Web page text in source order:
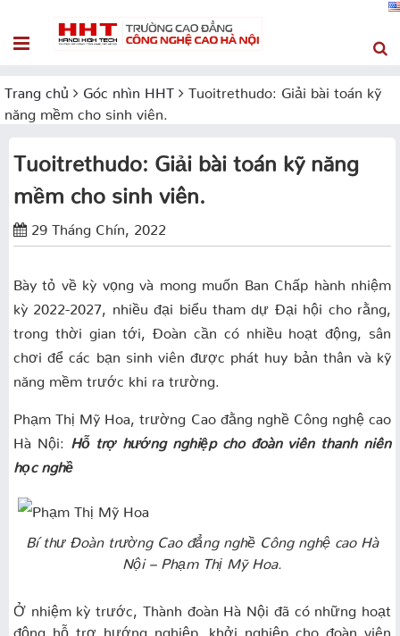
Trang chủ Góc nhìn HHT
Tuoitrethudo: Giải bài toán kỹ
năng mềm cho sinh viên.
Tuoitrethudo: Giải bài toán kỹ năng
mềm cho sinh viên.
29 Tháng Chín, 2022
Bày tỏ về kỳ vọng và mong muốn Ban Chấp hành nhiệm
kỳ 2022-2027, nhiều đại biểu tham dự Đại hội cho rằng,
trong thời gian tới, Đoàn cần có nhiều hoạt động, sân
chơi để các bạn sinh viên được phát huy bản thân và kỹ
năng mềm trước khi ra trường.
Phạm Thị Mỹ Hoa, trường Cao đằng nghề Công nghệ cao
Hà Nội: Hỗ trợ hướng nghiệp cho đoàn viên thanh niên
học nghề
Bí thư Đoàn trường Cao đẳng nghề Công nghệ cao Hà
Nội – Phạm Thị Mỹ Hoa.
Ở nhiệm kỳ trước, Thành đoàn Hà Nội đã có những hoạt
động hỗ trợ hướng nghiệp, khởi nghiệp cho đoàn viên